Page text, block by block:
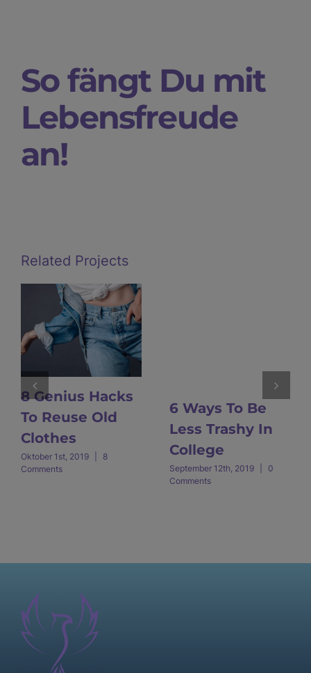
So fängt Du mit
Lebensfreude
an!
Related Projects
8 Genius Hacks
To Reuse Old
Clothes
Oktober 1st, 2019
8
Comments
6 Ways To Be
Less Trashy In
College
September 12th, 2019
0
Comments